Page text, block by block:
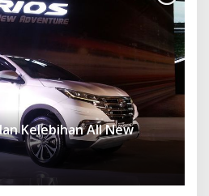
Kelebihan All New